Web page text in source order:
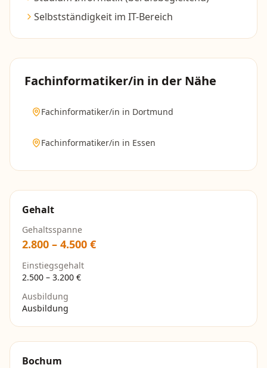
Selbstständigkeit im IT-Bereich
Fachinformatiker/in in der Nähe
Fachinformatiker/in in Dortmund
Fachinformatiker/in in Essen
Gehalt
Gehaltsspanne
2.800 – 4.500 €
Einstiegsgehalt
2.500 – 3.200 €
Ausbildung
Ausbildung
Bochum